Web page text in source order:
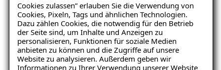
Cookies zulassen” erlauben Sie die Verwendung von
Cookies, Pixeln, Tags und ähnlichen Technologien.
Dazu zählen Cookies, die notwendig für den Betrieb
der Seite sind, um Inhalte und Anzeigen zu
personalisieren, Funktionen für soziale Medien
anbieten zu können und die Zugriffe auf unsere
Website zu analysieren. Außerdem geben wir
Informationen zu Ihrer Verwendung unserer Website
Sanierungen in der gesamten ISOTEC-
Gruppe durchgeführt. Alle unsere ISOTEC-
Systeme und -Maßnahmen sind jahrelang
unter realen und praxisnahen Bedingungen
erprobt und ihre Wirksamkeit durch